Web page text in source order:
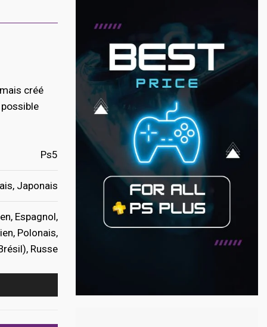
créé
Ps5
Japonais
Espagnol,
Polonais,
Russe